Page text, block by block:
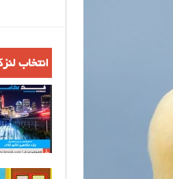
انتخاب